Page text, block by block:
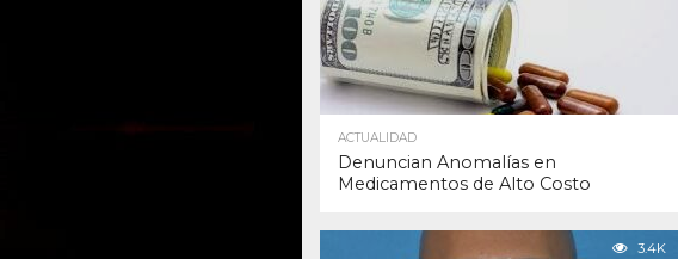
ACTUALIDAD
Denuncian Anomalías en
Medicamentos de Alto Costo
3.4K